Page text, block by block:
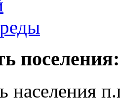
поселения:
населения